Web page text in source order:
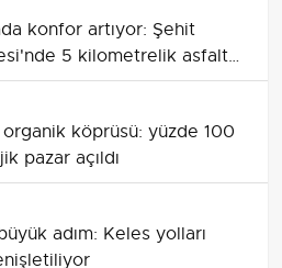
konfor artıyor: Şehit
5 kilometrelik asfalt
organik köprüsü: yüzde 100
pazar açıldı
adım: Keles yolları